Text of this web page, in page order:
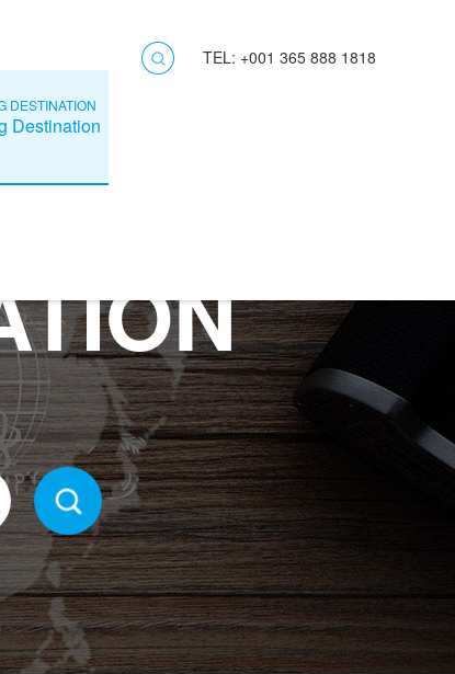
TEL: +001 365 888 1818
DESTINATION
Destination